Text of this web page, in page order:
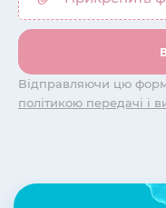
Відправляючи цю
політикою передачі і